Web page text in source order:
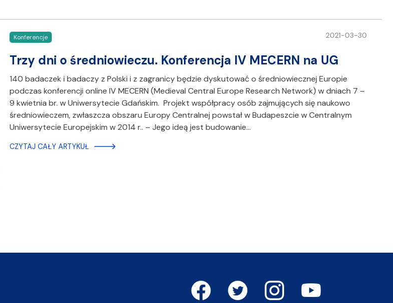
Konferencje 2021-03-30
Trzy dni o średniowieczu. Konferencja IV MECERN na UG
140 badaczek i badaczy z Polski i z zagranicy będzie dyskutować o średniowiecznej Europie
podczas konferencji online IV MECERN (Medieval Central Europe Research Network) w dniach 7 –
9 kwietnia br. w Uniwersytecie Gdańskim. Projekt współpracy osób zajmujących się naukowo
średniowieczem, zwłaszcza obszaru Europy Centralnej powstał w Budapeszcie w Centralnym
Uniwersytecie Europejskim w 2014 r.. – Jego ideą jest budowanie…
CZYTAJ CAŁY ARTYKUŁ